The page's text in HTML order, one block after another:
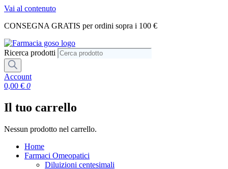
Vai al contenuto
CONSEGNA GRATIS per ordini sopra i 100 €
Ricerca prodotti
Account
0,00 € 0
Il tuo carrello
Nessun prodotto nel carrello.
Home
Farmaci Omeopatici
Diluizioni centesimali